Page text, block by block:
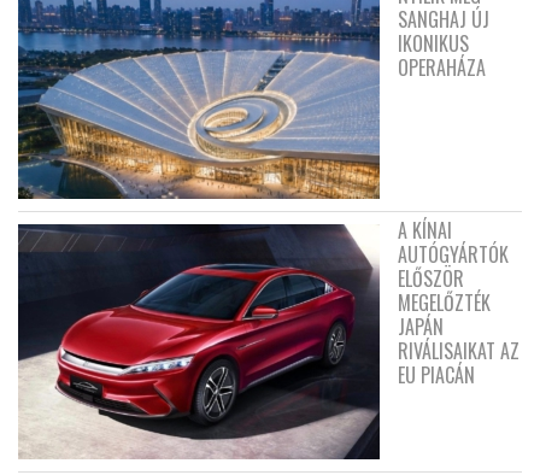
SANGHAJ ÚJ
IKONIKUS
OPERAHÁZA
A KÍNAI
AUTÓGYÁRTÓK
ELŐSZÖR
MEGELŐZTÉK
JAPÁN
RIVÁLISAIKAT AZ
EU PIACÁN